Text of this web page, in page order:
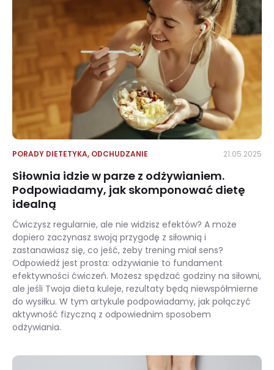
PORADY DIETETYKA, ODCHUDZANIE 21.05.2025
Siłownia idzie w parze z odżywianiem.
Podpowiadamy, jak skomponować dietę
idealną
Ćwiczysz regularnie, ale nie widzisz efektów? A może
dopiero zaczynasz swoją przygodę z siłownią i
zastanawiasz się, co jeść, żeby trening miał sens?
Odpowiedź jest prosta: odżywianie to fundament
efektywności ćwiczeń. Możesz spędzać godziny na siłowni,
ale jeśli Twoja dieta kuleje, rezultaty będą niewspółmierne
do wysiłku. W tym artykule podpowiadamy, jak połączyć
aktywność fizyczną z odpowiednim sposobem
odżywiania.